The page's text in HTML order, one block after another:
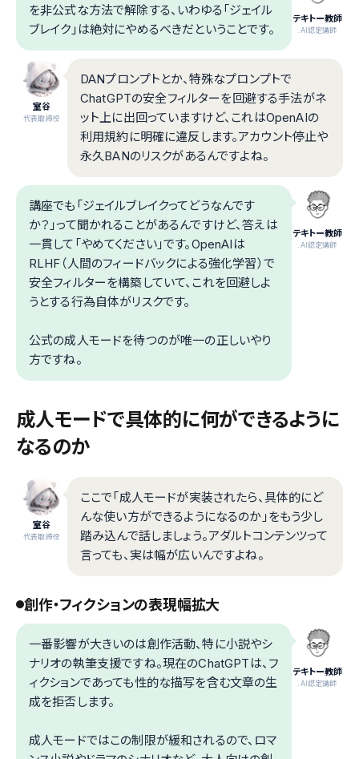
テキトー教師
.AI認定講師
を非公式な方法で解除する、いわゆる「ジェイル
ブレイク」は絶対にやめるべきだということです。
室谷
代表取締役
DANプロンプトとか、特殊なプロンプトで
ChatGPTの安全フィルターを回避する手法がネ
ット上に出回っていますけど、これはOpenAIの
利用規約に明確に違反します。アカウント停止や
永久BANのリスクがあるんですよね。
テキトー教師
.AI認定講師
講座でも「ジェイルブレイクってどうなんです
か？」って聞かれることがあるんですけど、答えは
一貫して「やめてください」です。OpenAIは
RLHF（人間のフィードバックによる強化学習）で
安全フィルターを構築していて、これを回避しよ
うとする行為自体がリスクです。
公式の成人モードを待つのが唯一の正しいやり
方ですね。
成人モードで具体的に何ができるように
なるのか
室谷
代表取締役
ここで「成人モードが実装されたら、具体的にど
んな使い方ができるようになるのか」をもう少し
踏み込んで話しましょう。アダルトコンテンツって
言っても、実は幅が広いんですよね。
創作・フィクションの表現幅拡大
テキトー教師
.AI認定講師
一番影響が大きいのは創作活動、特に小説やシ
ナリオの執筆支援ですね。現在のChatGPTは、フ
ィクションであっても性的な描写を含む文章の生
成を拒否します。
成人モードではこの制限が緩和されるので、ロマ